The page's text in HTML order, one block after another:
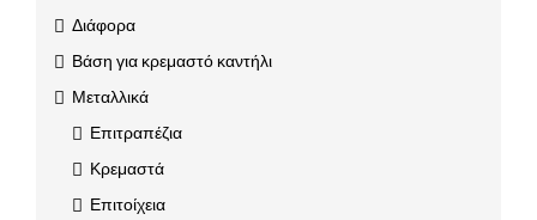
Διάφορα
Βάση για κρεμαστό καντήλι
Μεταλλικά
Επιτραπέζια
Κρεμαστά
Επιτοίχεια